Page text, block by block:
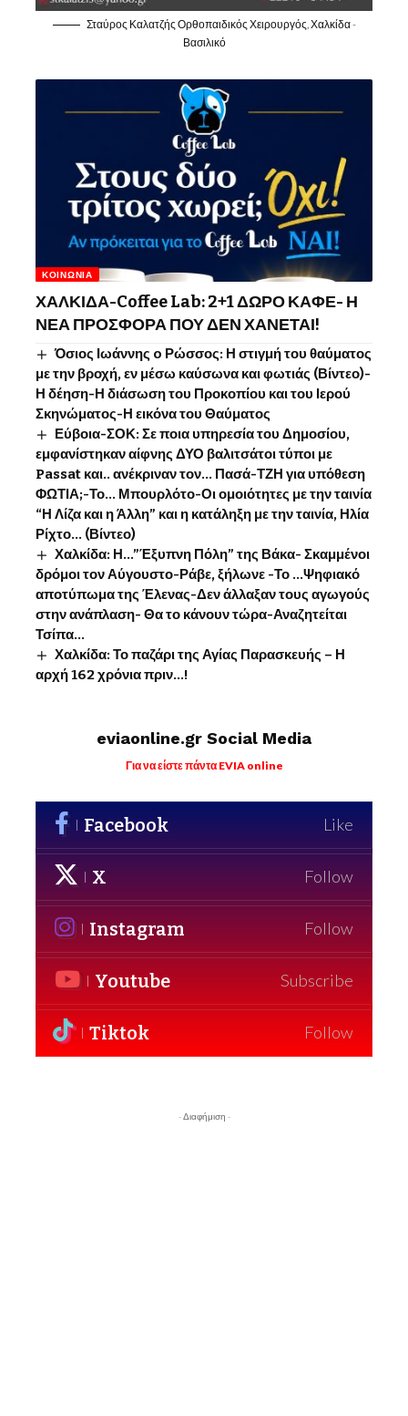
Σταύρος Καλατζής Ορθοπαιδικός Χειρουργός, Χαλκίδα -
Βασιλικό
ΚΟΙΝΩΝΊΑ
ΧΑΛΚΙΔΑ-Coffee Lab: 2+1 ΔΩΡΟ ΚΑΦΕ- Η
ΝΕΑ ΠΡΟΣΦΟΡΑ ΠΟΥ ΔΕΝ ΧΑΝΕΤΑΙ!
Όσιος Ιωάννης o Ρώσσος: Η στιγμή του θαύματος
με την βροχή, εν μέσω καύσωνα και φωτιάς (Βίντεο)-
Η δέηση-Η διάσωση του Προκοπίου και του Ιερού
Σκηνώματος-Η εικόνα του Θαύματος
Εύβοια-ΣΟΚ: Σε ποια υπηρεσία του Δημοσίου,
εμφανίστηκαν αίφνης ΔΥΟ βαλιτσάτοι τύποι με
Passat και.. ανέκριναν τον… Πασά-ΤΖΗ για υπόθεση
ΦΩΤΙΑ;-Το… Μπουρλότο-Οι ομοιότητες με την ταινία
“Η Λίζα και η Άλλη” και η κατάληξη με την ταινία, Ηλία
Ρίχτο… (Βίντεο)
Χαλκίδα: Η…”Έξυπνη Πόλη” της Βάκα- Σκαμμένοι
δρόμοι τον Αύγουστο-Ράβε, ξήλωνε -Το …Ψηφιακό
αποτύπωμα της Έλενας-Δεν άλλαξαν τους αγωγούς
στην ανάπλαση- Θα το κάνουν τώρα-Αναζητείται
Τσίπα…
Χαλκίδα: Το παζάρι της Αγίας Παρασκευής – Η
αρχή 162 χρόνια πριν…!
eviaonline.gr Social Media
Για να είστε πάντα EVIA online
Facebook Like
X Follow
Instagram Follow
Youtube Subscribe
Tiktok Follow
- Διαφήμιση -